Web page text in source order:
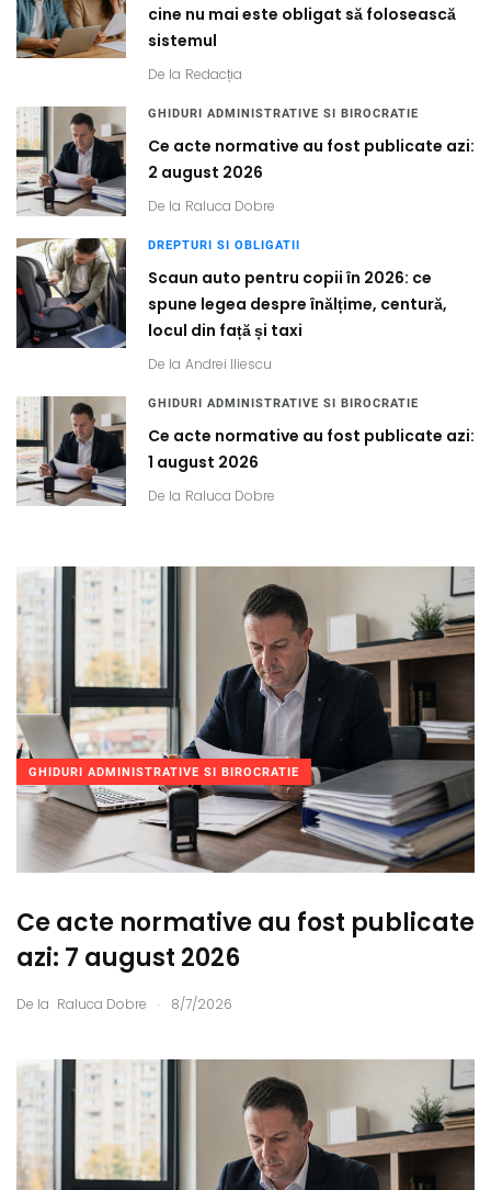
cine nu mai este obligat să folosească
sistemul
De la Redacția
GHIDURI ADMINISTRATIVE SI BIROCRATIE
Ce acte normative au fost publicate azi:
2 august 2026
De la Raluca Dobre
DREPTURI SI OBLIGATII
Scaun auto pentru copii în 2026: ce
spune legea despre înălțime, centură,
locul din față și taxi
De la Andrei Iliescu
GHIDURI ADMINISTRATIVE SI BIROCRATIE
Ce acte normative au fost publicate azi:
1 august 2026
De la Raluca Dobre
GHIDURI ADMINISTRATIVE SI BIROCRATIE
Ce acte normative au fost publicate
azi: 7 august 2026
De la Raluca Dobre . 8/7/2026